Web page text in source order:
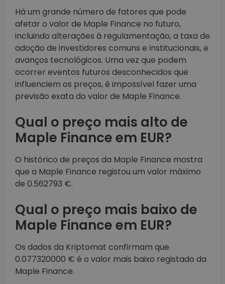
Há um grande número de fatores que pode
afetar o valor de Maple Finance no futuro,
incluindo alterações à regulamentação, a taxa de
adoção de investidores comuns e institucionais, e
avanços tecnológicos. Uma vez que podem
ocorrer eventos futuros desconhecidos que
influenciem os preços, é impossível fazer uma
previsão exata do valor de Maple Finance.
Qual o preço mais alto de
Maple Finance em EUR?
O histórico de preços da Maple Finance mostra
que a Maple Finance registou um valor máximo
de 0.562793 €.
Qual o preço mais baixo de
Maple Finance em EUR?
Os dados da Kriptomat confirmam que
0.077320000 € é o valor mais baixo registado da
Maple Finance.